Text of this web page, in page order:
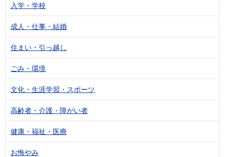
入学・学校
成人・仕事・結婚
住まい・引っ越し
ごみ・環境
文化・生涯学習・スポーツ
高齢者・介護・障がい者
健康・福祉・医療
お悔やみ